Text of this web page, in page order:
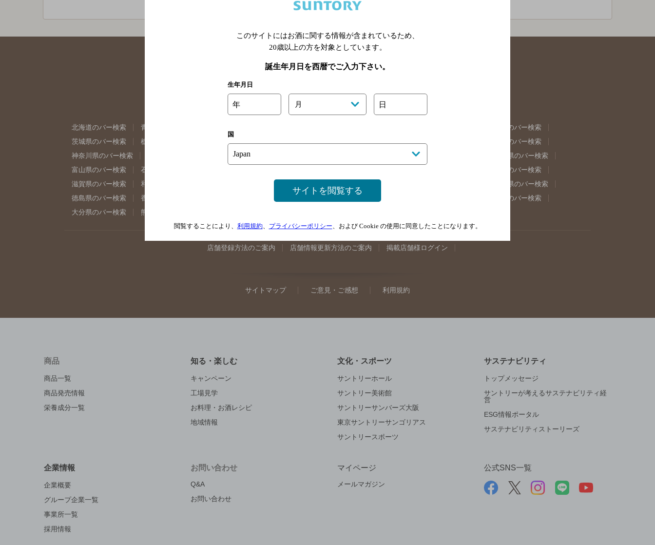
関連ページ
北海道のバー検索 青森県のバー検索
福島県のバー検索
茨城県のバー検索
栃木県のバー検索
東京都のバー検索
神奈川県のバー検索
埼玉県のバー検索
岐阜県のバー検索
富山県のバー検索
石川県のバー検索
奈良県のバー検索
滋賀県のバー検索
和歌山県のバー検索 山口県のバー検索
島根県のバー検索
徳島県のバー検索
香川県のバー検索
佐賀県のバー検索
大分県のバー検索
熊本県のバー検索
店舗登録方法のご案内 店舗情報更新方法のご案内 掲載店舗様ログイン
サイトマップ ご意見・ご感想 利用規約
商品
商品一覧
商品発売情報
栄養成分一覧
知る・楽しむ
キャンペーン
工場見学
お料理・お酒レシピ
地域情報
文化・スポーツ
サントリーホール
サントリー美術館
サントリーサンバーズ大阪
東京サントリーサンゴリアス
サントリースポーツ
サステナビリティ
トップメッセージ
サントリーが考えるサステナビリティ経
営
ESG情報ポータル
サステナビリティストーリーズ
企業情報
企業概要
グループ企業一覧
事業所一覧
採用情報
お問い合わせ
Q&A
お問い合わせ
マイページ
メールマガジン
公式SNS一覧
このサイトにはお酒に関する情報が含まれているため、
20歳以上の方を対象としています。
誕生年月日を西暦でご入力下さい。
生年月日
年 月 日
国
サイトを閲覧する
閲覧することにより、 利用規約、 プライバシーポリシー、および Cookie の使用に同意したことになります。